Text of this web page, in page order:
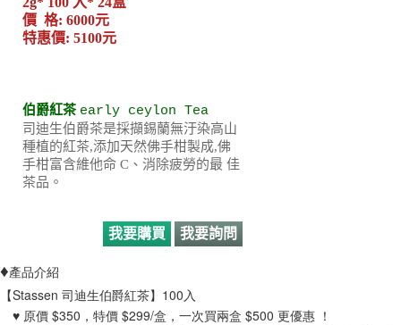
價 格: 6000元
特惠價: 5100元
伯爵紅茶 early ceylon Tea
司迪生伯爵茶是採擷錫蘭無汙染高山
種植的紅茶,添加天然佛手柑製成,佛
手柑富含維他命 C、消除疲勞的最 佳
茶品。
我要購買 我要詢問
♦產品介紹
【Stassen 司迪生伯爵紅茶】100入
♥ 原價 $350，特價 $299/盒，一次買兩盒 $500 更優惠 ！